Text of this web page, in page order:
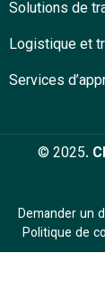
Solutions de
Logistique et
Services
© 2025.
Demander un
Politique de